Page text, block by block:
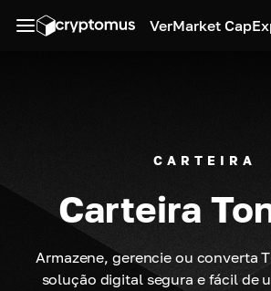
VerMarket Cap
CARTEIRA
Carteira
Armazene, gerencie ou converta
solução digital segura e fácil de